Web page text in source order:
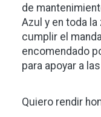
de
Azul y en toda
cumplir el
encomendado
para apoyar a
Quiero rendir